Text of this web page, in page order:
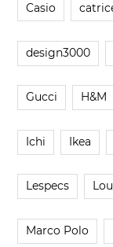
Casio
design3000
Gucci H&M
Ichi Ikea
Lespecs
Marco Polo